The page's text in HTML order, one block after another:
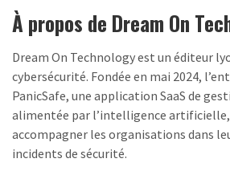
À propos de Dream On
Dream On Technology est un éditeur
cybersécurité. Fondée en mai 2024,
PanicSafe, une application SaaS de
alimentée par l’intelligence artificielle,
accompagner les organisations dans
incidents de sécurité.